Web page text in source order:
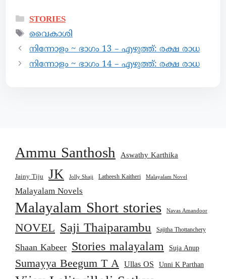
STORIES
വൈകാശി
നിന്നോളം ~ ഭാഗം 13 – എഴുത്ത്: രക്ഷ രാധ
നിന്നോളം ~ ഭാഗം 14 – എഴുത്ത്: രക്ഷ രാധ
Ammu Santhosh Aswathy Karthika
Jainy Tiju JK Jolly Shaji Latheesh Kaitheri Malayalam Novel
Malayalam Novels
Malayalam Short stories Navas Amandoor
NOVEL Saji Thaiparambu Sajitha Thottanchery
Shaan Kabeer Stories malayalam Suja Anup
Sumayya Beegum T A Ullas OS Unni K Parthan